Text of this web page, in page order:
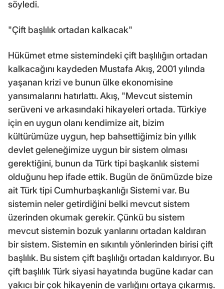
söyledi.
"Çift başlılık ortadan kalkacak"
Hükümet etme sistemindeki çift başlılığın ortadan
kalkacağını kaydeden Mustafa Akış, 2001 yılında
yaşanan krizi ve bunun ülke ekonomisine
yansımalarını hatırlattı. Akış, "Mevcut sistemin
serüveni ve arkasındaki hikayeleri ortada. Türkiye
için en uygun olanı kendimize ait, bizim
kültürümüze uygun, hep bahsettiğimiz bin yıllık
devlet geleneğimize uygun bir sistem olması
gerektiğini, bunun da Türk tipi başkanlık sistemi
olduğunu hep ifade ettik. Bugün de önümüzde bize
ait Türk tipi Cumhurbaşkanlığı Sistemi var. Bu
sistemin neler getirdiğini belki mevcut sistem
üzerinden okumak gerekir. Çünkü bu sistem
mevcut sistemin bozuk yanlarını ortadan kaldıran
bir sistem. Sistemin en sıkıntılı yönlerinden birisi çift
başlılık. Bu sistem çift başlılığı ortadan kaldırıyor. Bu
çift başlılık Türk siyasi hayatında bugüne kadar can
yakıcı bir çok hikayenin de varlığını ortaya çıkarmış.